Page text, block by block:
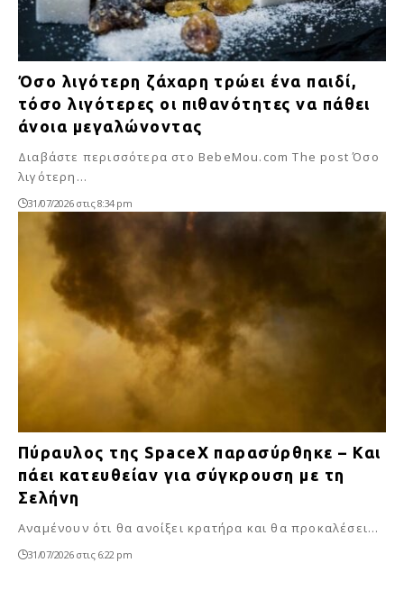
Όσο λιγότερη ζάχαρη τρώει ένα παιδί,
τόσο λιγότερες οι πιθανότητες να πάθει
άνοια μεγαλώνοντας
Διαβάστε περισσότερα στο BebeMou.com The post Όσο
λιγότερη…
31/07/2026 στις 8:34 pm
Πύραυλος της SpaceX παρασύρθηκε – Και
πάει κατευθείαν για σύγκρουση με τη
Σελήνη
Αναμένουν ότι θα ανοίξει κρατήρα και θα προκαλέσει…
31/07/2026 στις 6:22 pm